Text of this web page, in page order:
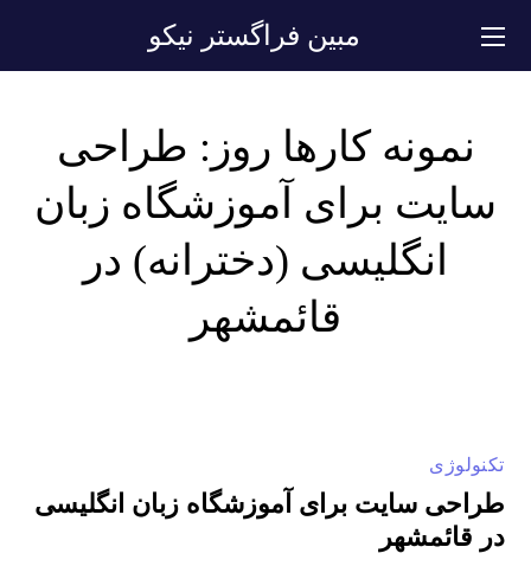
مبین فراگستر نیکو
نمونه کارها روز: طراحی
سایت برای آموزشگاه زبان
انگلیسی (دخترانه) در
قائمشهر
تکنولوژی
طراحی سایت برای آموزشگاه زبان انگلیسی
در قائمشهر